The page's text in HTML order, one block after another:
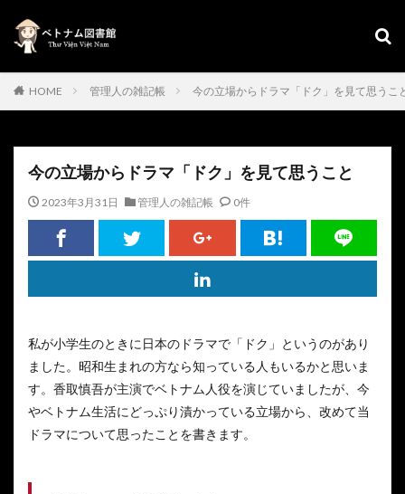
HOME 管理人の雑記帳 今の立場からドラマ「ドク」を見て思うこ
今の立場からドラマ「ドク」を見て思うこと
2023年3月31日 管理人の雑記帳 0件
私が小学生のときに日本のドラマで「ドク」というのがあり
ました。昭和生まれの方なら知っている人もいるかと思いま
す。香取慎吾が主演でベトナム人役を演じていましたが、今
やベトナム生活にどっぷり漬かっている立場から、改めて当
ドラマについて思ったことを書きます。